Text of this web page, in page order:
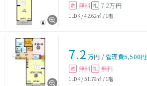
敷 無料 礼 7.2万円
1LDK/42.62㎡ / 1階
7.2 万円 /管理費5,500円
敷 無料 礼 無料
1LDK/51.79㎡ / 1階